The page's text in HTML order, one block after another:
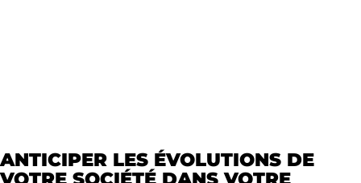
ANTICIPER LES ÉVOLUTIONS DE